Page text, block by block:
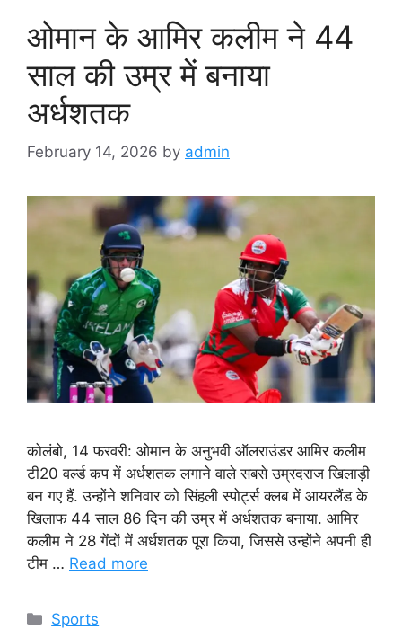
ओमान के आमिर कलीम ने 44
साल की उम्र में बनाया
अर्धशतक
February 14, 2026 by admin
कोलंबो, 14 फरवरी: ओमान के अनुभवी ऑलराउंडर आमिर कलीम
टी20 वर्ल्ड कप में अर्धशतक लगाने वाले सबसे उम्रदराज खिलाड़ी
बन गए हैं. उन्होंने शनिवार को सिंहली स्पोर्ट्स क्लब में आयरलैंड के
खिलाफ 44 साल 86 दिन की उम्र में अर्धशतक बनाया. आमिर
कलीम ने 28 गेंदों में अर्धशतक पूरा किया, जिससे उन्होंने अपनी ही
टीम … Read more
Categories
Sports